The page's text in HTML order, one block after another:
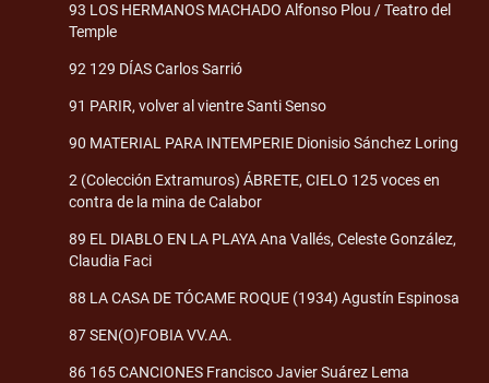
93 LOS HERMANOS MACHADO Alfonso Plou / Teatro del
Temple
92 129 DÍAS Carlos Sarrió
91 PARIR, volver al vientre Santi Senso
90 MATERIAL PARA INTEMPERIE Dionisio Sánchez Loring
2 (Colección Extramuros) ÁBRETE, CIELO 125 voces en
contra de la mina de Calabor
89 EL DIABLO EN LA PLAYA Ana Vallés, Celeste González,
Claudia Faci
88 LA CASA DE TÓCAME ROQUE (1934) Agustín Espinosa
87 SEN(O)FOBIA VV.AA.
86 165 CANCIONES Francisco Javier Suárez Lema